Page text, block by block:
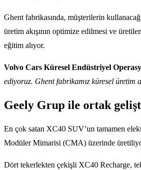
Ghent fabrikasında, müşterilerin
üretim akışının optimize edilmesi ve
eğitim alıyor.
Volvo Cars Küresel Endüstriyel
ediyoruz. Ghent fabrikamız küresel üretim
Geely Grup ile ortak
En çok satan XC40 SUV’un tamamen
Modüler Mimarisi (CMA) üzerinde
Dört tekerlekten çekişli XC40 Recharge,